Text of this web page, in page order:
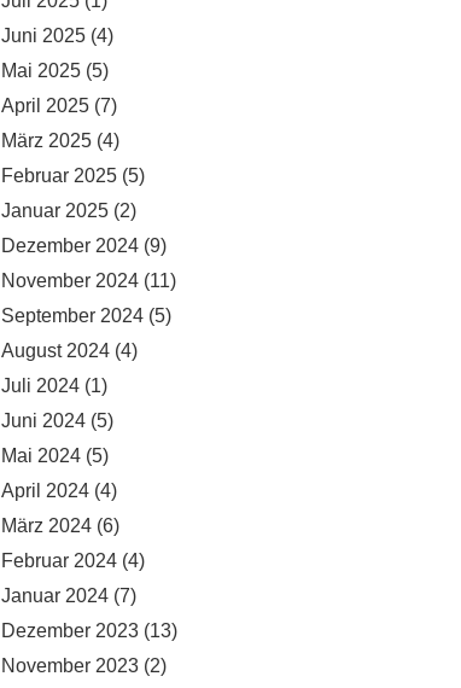
Juni 2025 (4)
Mai 2025 (5)
April 2025 (7)
März 2025 (4)
Februar 2025 (5)
Januar 2025 (2)
Dezember 2024 (9)
November 2024 (11)
September 2024 (5)
August 2024 (4)
Juli 2024 (1)
Juni 2024 (5)
Mai 2024 (5)
April 2024 (4)
März 2024 (6)
Februar 2024 (4)
Januar 2024 (7)
Dezember 2023 (13)
November 2023 (2)